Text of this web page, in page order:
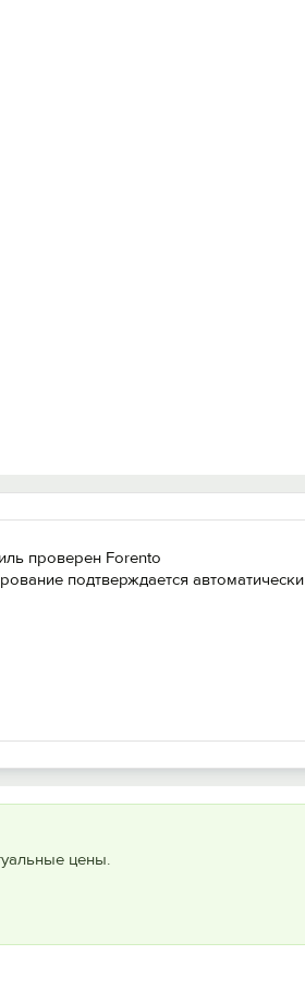
проверен Forento
подтверждается автоматически
цены.